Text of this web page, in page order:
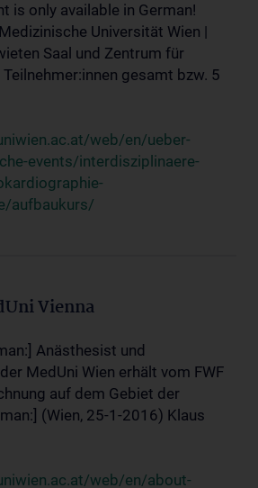
is only available in German!
Universität Wien |
Saal und Zentrum für
gesamt bzw. 5
web/en/ueber-
events/interdisziplinaere-
aufbaukurs/
Vienna
Anästhesist und
MedUni Wien erhält vom FWF
auf dem Gebiet der
(Wien, 25-1-2016) Klaus
web/en/about-